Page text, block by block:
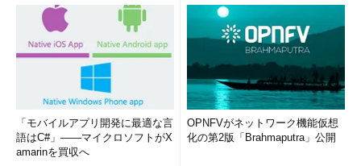
「モバイルアプリ開発に最適な言
語はC#」――マイクロソフトがX
amarinを買収へ
OPNFVがネットワーク機能仮想
化の第2版「Brahmaputra」公開